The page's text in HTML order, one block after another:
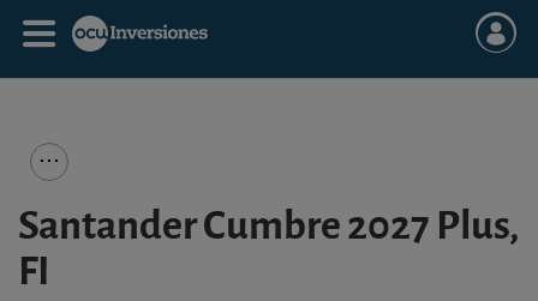
Santander Cumbre 2027 Plus,
FI